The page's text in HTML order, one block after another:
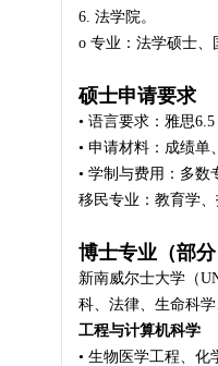
6. 法学院。
o 专业：法学硕士、
硕士申请要求
• 语言要求：雅思
• 申请材料：成绩单
• 学制与费用：多数
移民专业：教育学
博士专业（部
新南威尔士大学（
科、法律、生命科
工程与计算机科学
• 生物医学工程、